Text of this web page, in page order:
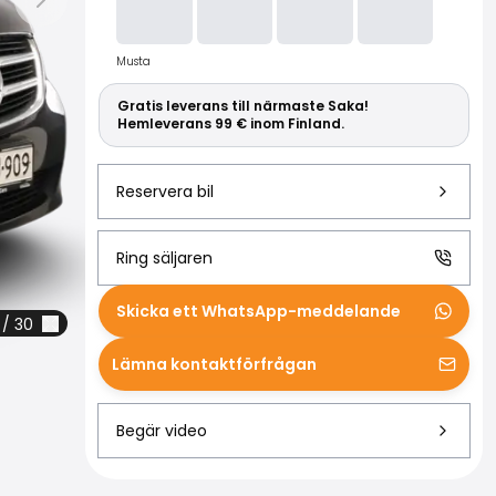
30
Musta
Gratis leverans till närmaste Saka!
Hemleverans 99 € inom Finland.
Reservera bil
Skicka ett WhatsApp-meddelande
Ring säljaren
Lämna kontaktförfrågan
Begär video